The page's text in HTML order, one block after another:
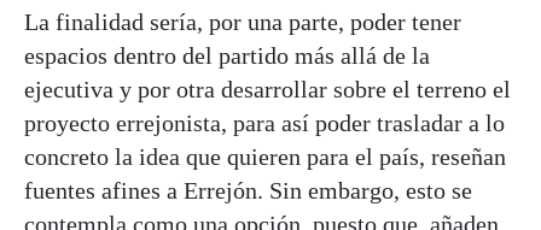
La finalidad sería, por una parte, poder tener
espacios dentro del partido más allá de la
ejecutiva y por otra desarrollar sobre el terreno el
proyecto errejonista, para así poder trasladar a lo
concreto la idea que quieren para el país, reseñan
fuentes afines a Errejón. Sin embargo, esto se
contempla como una opción, puesto que, añaden,